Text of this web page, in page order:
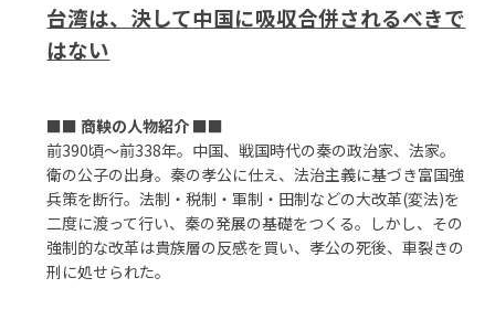
台湾は、決して中国に吸収合併されるべきで
はない
■■商鞅の人物紹介 ■■
前390頃～前338年。中国、戦国時代の秦の政治家、法家。
衛の公子の出身。秦の孝公に仕え、法治主義に基づき富国強
兵策を断行。法制・税制・軍制・田制などの大改革(変法)を
二度に渡って行い、秦の発展の基礎をつくる。しかし、その
強制的な改革は貴族層の反感を買い、孝公の死後、車裂きの
刑に処せられた。